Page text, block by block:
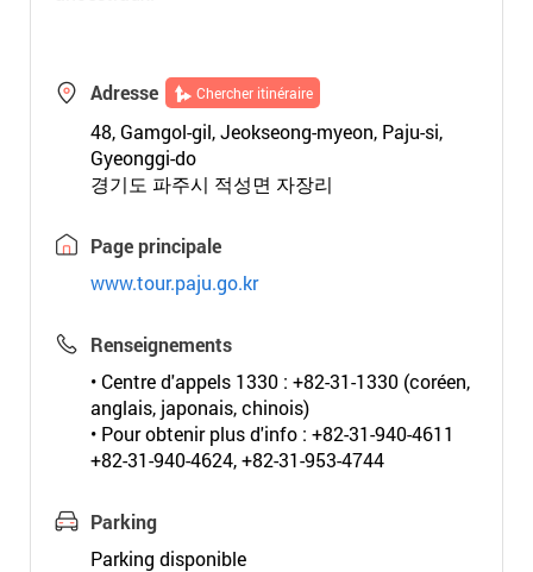
Adresse Chercher itinéraire
48, Gamgol-gil, Jeokseong-myeon, Paju-si,
Gyeonggi-do
경기도 파주시 적성면 자장리
Page principale
www.tour.paju.go.kr
Renseignements
• Centre d'appels 1330 : +82-31-1330 (coréen,
anglais, japonais, chinois)
• Pour obtenir plus d'info : +82-31-940-4611
+82-31-940-4624, +82-31-953-4744
Parking
Parking disponible